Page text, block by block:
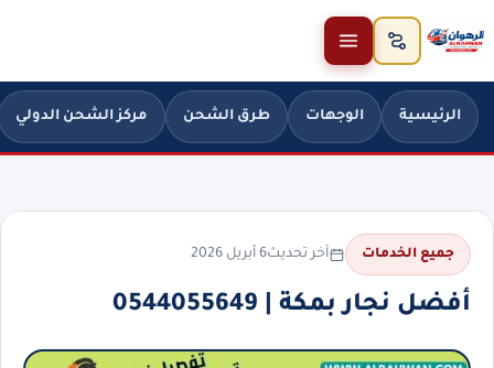
تخطَّ إلى المحتوى
الرئيسية الوجهات طرق الشحن مركز الشحن الدولي
جميع الخدمات آخر تحديث6 أبريل 2026
أفضل نجار بمكة | 0544055649⁩